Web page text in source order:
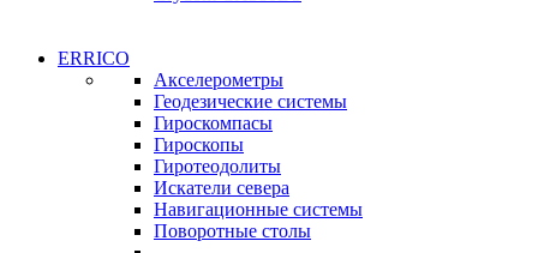
ADClab
Подробнее
ADClab
Подробнее
ERRICO
Акселерометры
Геодезические системы
Гироскомпасы
Гироскопы
Гиротеодолиты
Искатели севера
Навигационные системы
Поворотные столы